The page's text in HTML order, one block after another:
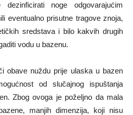
noge odgovarajućim
eventualno prisutne tragove znoja,
sredstava i bilo kakvih drugih
vodu u bazenu.
obave nuždu prije ulaska u bazen
od slučajnog ispuštanja
Zbog ovoga je poželjno da mala
manjih dimenzija, koji nisu